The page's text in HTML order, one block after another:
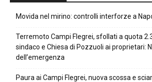
Movida nel mirino: controlli interforze a
Terremoto Campi Flegrei, sfollati a quota
sindaco e Chiesa di Pozzuoli ai proprietari:
dell’emergenza
Paura ai Campi Flegrei, nuova scossa e